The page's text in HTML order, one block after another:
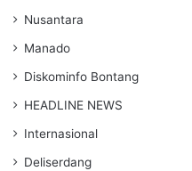
Nusantara
Manado
Diskominfo Bontang
HEADLINE NEWS
Internasional
Deliserdang